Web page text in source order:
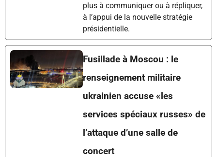
plus à communiquer ou à répliquer,
à l’appui de la nouvelle stratégie
présidentielle.
Fusillade à Moscou : le
renseignement militaire
ukrainien accuse «les
services spéciaux russes» de
l’attaque d’une salle de
concert